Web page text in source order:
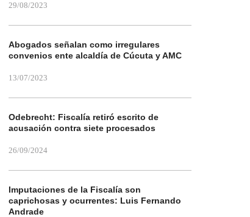
29/08/2023
Abogados señalan como irregulares
convenios ente alcaldía de Cúcuta y AMC
13/07/2023
Odebrecht: Fiscalía retiró escrito de
acusación contra siete procesados
26/09/2024
Imputaciones de la Fiscalía son
caprichosas y ocurrentes: Luis Fernando
Andrade